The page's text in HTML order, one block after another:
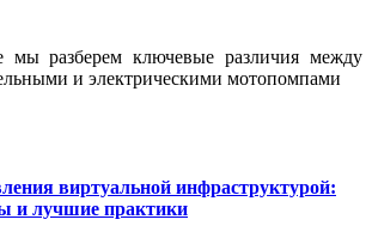
мы разберем ключевые различия между
и электрическими мотопомпами
виртуальной инфраструктурой:
и лучшие практики